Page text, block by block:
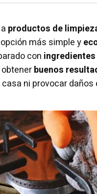
productos de
más simple y
con
buenos
ni provocar daños